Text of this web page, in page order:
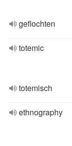
geflochten
totemic
totemisch
ethnography